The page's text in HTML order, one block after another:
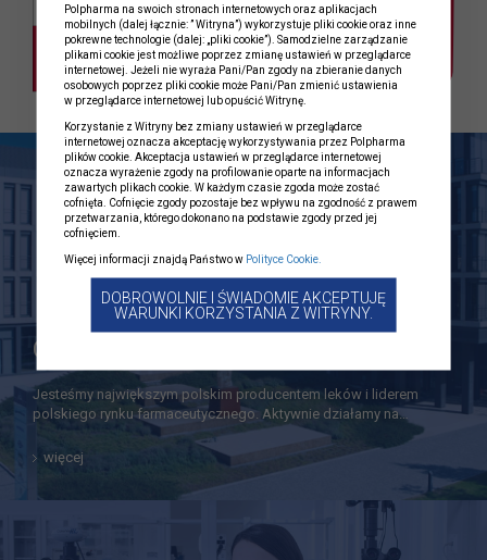
Grupa Polpharma
Jesteśmy największym polskim producentem leków i liderem
polskiego rynku farmaceutycznego. Aktywnie działamy na…
więcej
Polpharma na swoich stronach internetowych oraz aplikacjach
mobilnych (dalej łącznie: ” Witryna”) wykorzystuje pliki cookie oraz inne
pokrewne technologie (dalej: „pliki cookie”). Samodzielne zarządzanie
plikami cookie jest możliwe poprzez zmianę ustawień w przeglądarce
internetowej. Jeżeli nie wyraża Pani/Pan zgody na zbieranie danych
osobowych poprzez pliki cookie może Pani/Pan zmienić ustawienia
w przeglądarce internetowej lub opuścić Witrynę.
Korzystanie z Witryny bez zmiany ustawień w przeglądarce
internetowej oznacza akceptację wykorzystywania przez Polpharma
plików cookie. Akceptacja ustawień w przeglądarce internetowej
oznacza wyrażenie zgody na profilowanie oparte na informacjach
zawartych plikach cookie. W każdym czasie zgoda może zostać
cofnięta. Cofnięcie zgody pozostaje bez wpływu na zgodność z prawem
przetwarzania, którego dokonano na podstawie zgody przed jej
cofnięciem.
Więcej informacji znajdą Państwo w Polityce Cookie.
DOBROWOLNIE I ŚWIADOMIE AKCEPTUJĘ
WARUNKI KORZYSTANIA Z WITRYNY.